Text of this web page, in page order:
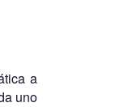
a
uno